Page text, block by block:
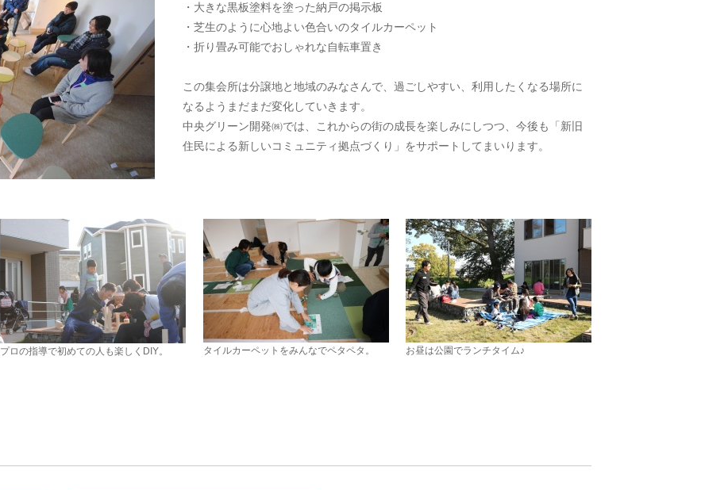
・大きな黒板塗料を塗った納戸の掲示板
・芝生のように心地よい色合いのタイルカーペット
・折り畳み可能でおしゃれな自転車置き
この集会所は分譲地と地域のみなさんで、過ごしやすい、利用したくなる場所に
なるようまだまだ変化していきます。
中央グリーン開発㈱では、これからの街の成長を楽しみにしつつ、今後も「新旧
住民による新しいコミュニティ拠点づくり」をサポートしてまいります。
プロの指導で初めての人も楽しくDIY。 タイルカーペットをみんなでペタペタ。 お昼は公園でランチタイム♪